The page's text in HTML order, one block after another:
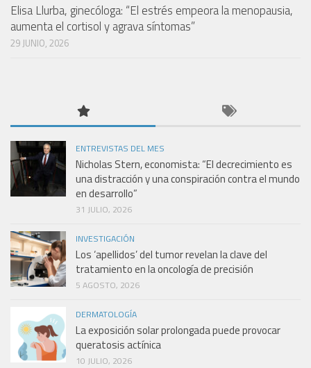
Elisa Llurba, ginecóloga: “El estrés empeora la menopausia,
aumenta el cortisol y agrava síntomas”
29 JUNIO, 2026
ENTREVISTAS DEL MES
Nicholas Stern, economista: “El decrecimiento es
una distracción y una conspiración contra el mundo
en desarrollo”
31 JULIO, 2026
INVESTIGACIÓN
Los ‘apellidos’ del tumor revelan la clave del
tratamiento en la oncología de precisión
5 AGOSTO, 2026
DERMATOLOGÍA
La exposición solar prolongada puede provocar
queratosis actínica
10 JULIO, 2026